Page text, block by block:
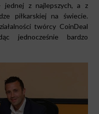
jednej z najlepszych, a z
piłkarskiej na świecie.
twórcy CoinDeal
jednocześnie bardzo